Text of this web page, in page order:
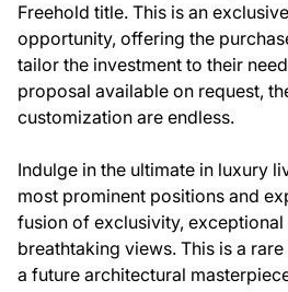
Freehold title. This is an
opportunity, offering the
tailor the investment to their
proposal available on request,
customization are endless.
Indulge in the ultimate in luxury
most prominent positions and
fusion of exclusivity, exceptional
breathtaking views. This is a
a future architectural